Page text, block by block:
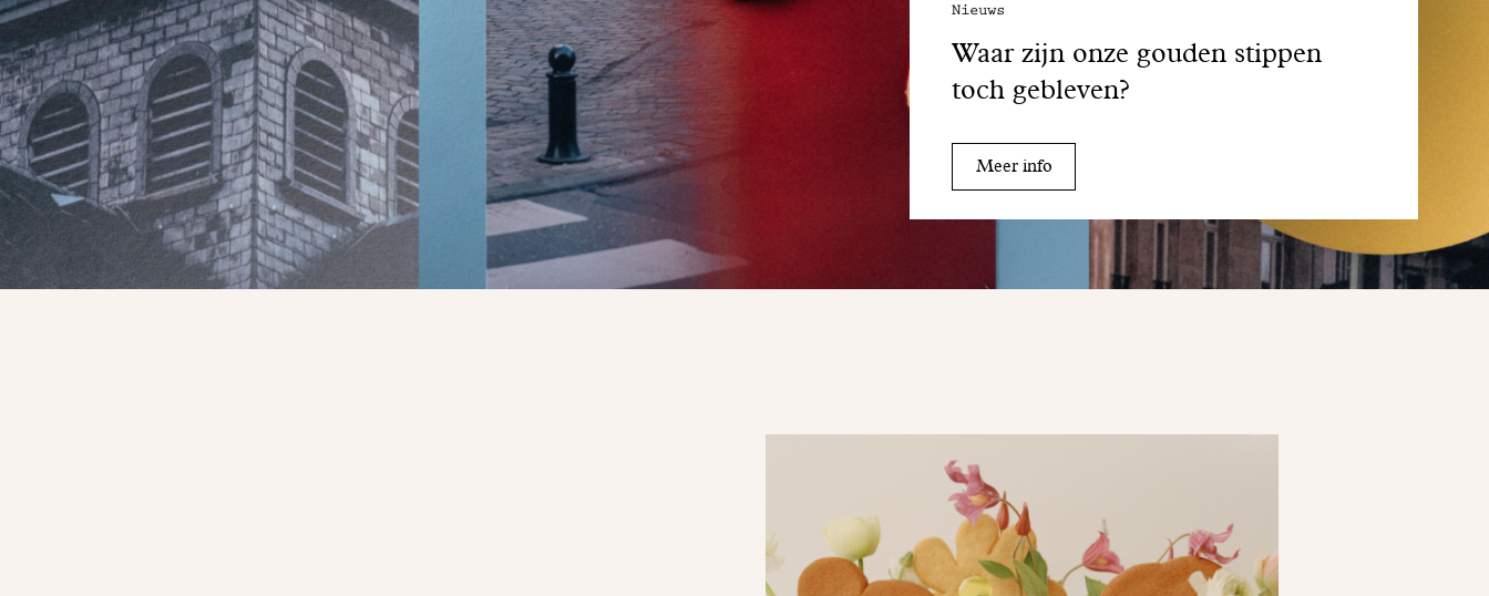
Nieuws
Waar zijn onze gouden stippen
toch gebleven?
Meer info